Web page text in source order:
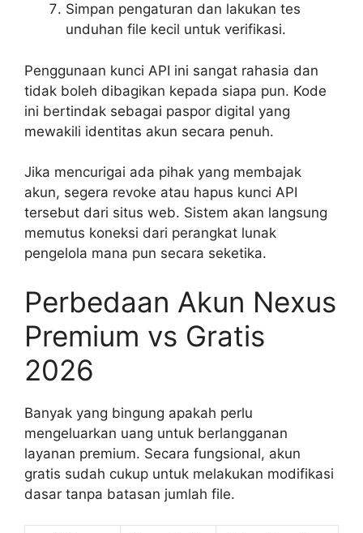
Simpan pengaturan dan lakukan tes
unduhan file kecil untuk verifikasi.
Penggunaan kunci API ini sangat rahasia dan
tidak boleh dibagikan kepada siapa pun. Kode
ini bertindak sebagai paspor digital yang
mewakili identitas akun secara penuh.
Jika mencurigai ada pihak yang membajak
akun, segera revoke atau hapus kunci API
tersebut dari situs web. Sistem akan langsung
memutus koneksi dari perangkat lunak
pengelola mana pun secara seketika.
Perbedaan Akun Nexus
Premium vs Gratis
2026
Banyak yang bingung apakah perlu
mengeluarkan uang untuk berlangganan
layanan premium. Secara fungsional, akun
gratis sudah cukup untuk melakukan modifikasi
dasar tanpa batasan jumlah file.